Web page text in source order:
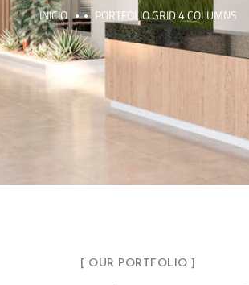
INICIO PORTFOLIO GRID 4 COLUMNS
[ OUR PORTFOLIO ]